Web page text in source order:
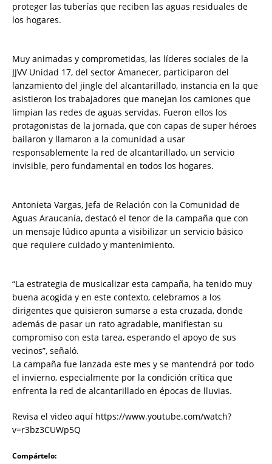
proteger las tuberías que reciben las aguas residuales de
los hogares.
Muy animadas y comprometidas, las líderes sociales de la
JJVV Unidad 17, del sector Amanecer, participaron del
lanzamiento del jingle del alcantarillado, instancia en la que
asistieron los trabajadores que manejan los camiones que
limpian las redes de aguas servidas. Fueron ellos los
protagonistas de la jornada, que con capas de super héroes
bailaron y llamaron a la comunidad a usar
responsablemente la red de alcantarillado, un servicio
invisible, pero fundamental en todos los hogares.
Antonieta Vargas, Jefa de Relación con la Comunidad de
Aguas Araucanía, destacó el tenor de la campaña que con
un mensaje lúdico apunta a visibilizar un servicio básico
que requiere cuidado y mantenimiento.
“La estrategia de musicalizar esta campaña, ha tenido muy
buena acogida y en este contexto, celebramos a los
dirigentes que quisieron sumarse a esta cruzada, donde
además de pasar un rato agradable, manifiestan su
compromiso con esta tarea, esperando el apoyo de sus
vecinos”, señaló.
La campaña fue lanzada este mes y se mantendrá por todo
el invierno, especialmente por la condición crítica que
enfrenta la red de alcantarillado en épocas de lluvias.
Revisa el video aquí https://www.youtube.com/watch?
v=r3bz3CUWp5Q
Compártelo: